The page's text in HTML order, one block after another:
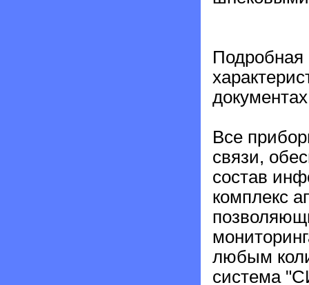
Подробная
Все
связи,
состав
комплекс
любым
система